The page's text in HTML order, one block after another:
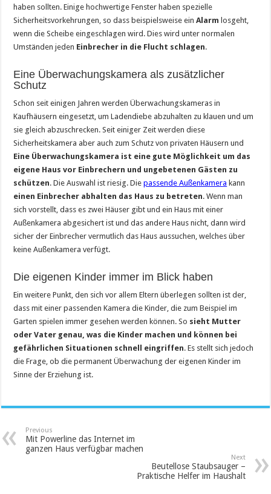
haben sollten. Einige hochwertige Fenster haben spezielle
Sicherheitsvorkehrungen, so dass beispielsweise einAlarm losgeht,
wenn die Scheibe eingeschlagen wird. Dies wird unter normalen
Umständen jeden Einbrecher in die Flucht schlagen.
Eine Überwachungskamera als zusätzlicher
Schutz
Schon seit einigen Jahren werden Überwachungskameras in
Kaufhäusern eingesetzt, um Ladendiebe abzuhalten zu klauen und um
sie gleich abzuschrecken. Seit einiger Zeit werden diese
Sicherheitskamera aber auch zum Schutz von privaten Häusern und
Eine Überwachungskamera ist eine gute Möglichkeit um das
eigene Haus vor Einbrechern und ungebetenen Gästen zu
schützen. Die Auswahl ist riesig. Diepassende Außenkamera kann
einen Einbrecher abhalten das Haus zu betreten. Wenn man
sich vorstellt, dass es zwei Häuser gibt und ein Haus mit einer
Außenkamera abgesichert ist und das andere Haus nicht, dann wird
sicher der Einbrecher vermutlich das Haus aussuchen, welches über
keine Außenkamera verfügt.
Die eigenen Kinder immer im Blick haben
Ein weitere Punkt, den sich vor allem Eltern überlegen sollten ist der,
dass mit einer passenden Kamera die Kinder, die zum Beispiel im
Garten spielen immer gesehen werden können. So sieht Mutter
oder Vater genau, was die Kinder machen und können bei
gefährlichen Situationen schnell eingriffen. Es stellt sich jedoch
die Frage, ob die permanent Überwachung der eigenen Kinder im
Sinne der Erziehung ist.
Previous
Mit Powerline das Internet im
ganzen Haus verfügbar machen
Next
Beutellose Staubsauger –
Praktische Helfer im Haushalt